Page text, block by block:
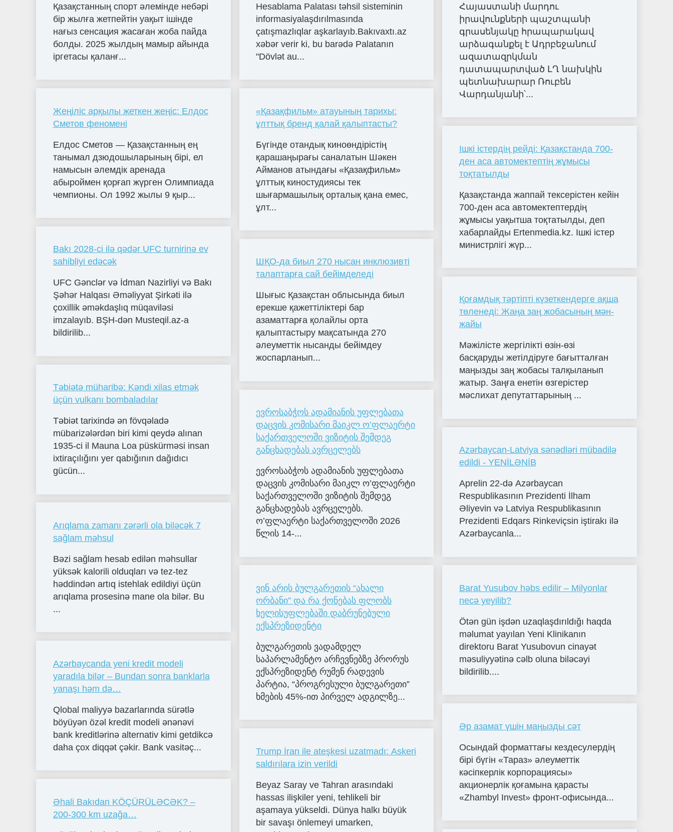
Қазақстанның спорт әлемінде небәрі
бір жылға жетпейтін уақыт ішінде
нағыз сенсация жасаған жоба пайда
болды. 2025 жылдың мамыр айында
іргетасы қаланғ...
Жеңіліс арқылы жеткен жеңіс: Елдос
Сметов феномені
Елдос Сметов — Қазақстанның ең
танымал дзюдошыларының бірі, ел
намысын әлемдік аренада
абыроймен қорғап жүрген Олимпиада
чемпионы. Ол 1992 жылы 9 қыр...
Bakı 2028-ci ilə qədər UFC turnirinə ev
sahibliyi edəcək
UFC Gənclər və İdman Nazirliyi və Bakı
Şəhər Halqası Əməliyyat Şirkəti ilə
çoxillik əməkdaşlıq müqaviləsi
imzalayıb. BŞH-dən Musteqil.az-a
bildirilib...
Təbiətə müharibə: Kəndi xilas etmək
üçün vulkanı bombaladılar
Təbiət tarixində ən fövqəladə
mübarizələrdən biri kimi qeydə alınan
1935-ci il Mauna Loa püskürməsi insan
ixtiraçılığını yer qabığının dağıdıcı
gücün...
Arıqlama zamanı zərərli ola biləcək 7
sağlam məhsul
Bəzi sağlam hesab edilən məhsullar
yüksək kalorili olduqları və tez-tez
həddindən artıq istehlak edildiyi üçün
arıqlama prosesinə mane ola bilər. Bu
...
Azərbaycanda yeni kredit modeli
yaradıla bilər – Bundan sonra banklarla
yanaşı həm də…
Qlobal maliyyə bazarlarında sürətlə
böyüyən özəl kredit modeli ənənəvi
bank kreditlərinə alternativ kimi getdikcə
daha çox diqqət çəkir. Bank vasitəç...
Əhali Bakıdan KÖÇÜRÜLƏCƏK? –
200-300 km uzağa…
Hesablama Palatası təhsil sisteminin
informasiyalaşdırılmasında
çatışmazlıqlar aşkarlayıb.Bakıvaxtı.az
xəbər verir ki, bu barədə Palatanın
"Dövlət au...
«Қазақфильм» атауының тарихы:
ұлттық бренд қалай қалыптасты?
Бүгінде отандық киноөндірістің
қарашаңырағы саналатын Шәкен
Айманов атындағы «Қазақфильм»
ұлттық киностудиясы тек
шығармашылық орталық қана емес,
ұлт...
ШҚО-да биыл 270 нысан инклюзивті
талаптарға сай бейімделеді
Шығыс Қазақстан облысында биыл
ерекше қажеттіліктері бар
азаматтарға қолайлы орта
қалыптастыру мақсатында 270
әлеуметтік нысанды бейімдеу
жоспарланып...
ევროსაბჭოს ადამიანის უფლებათა
დაცვის კომისარი მაიკლ ო’ფლაერტი
საქართველოში ვიზიტის შემდეგ
განცხადებას ავრცელებს
ევროსაბჭოს ადამიანის უფლებათა
დაცვის კომისარი მაიკლ ო’ფლაერტი
საქართველოში ვიზიტის შემდეგ
განცხადებას ავრცელებს.
ო’ფლაერტი საქართველოში 2026
წლის 14-...
ვინ არის ბულგარეთის “ახალი
ორბანი” და რა ქონებას ფლობს
ხელისუფლებაში დაბრუნებული
ექსპრეზიდენტი
ბულგარეთის ვადამდელ
საპარლამენტო არჩევნებზე პრორუს
ექსპრეზიდენტ რუმენ რადევის
პარტია, “პროგრესული ბულგარეთი”
ხმების 45%-ით პირველ ადგილზე...
Trump İran ile ateşkesi uzatmadı: Askeri
saldırılara izin verildi
Beyaz Saray ve Tahran arasındaki
hassas ilişkiler yeni, tehlikeli bir
aşamaya yükseldi. Dünya halkı büyük
bir savaşı önlemeyi umarken,
Հայաստանի մարդու
իրավունքների պաշտպանի
գրասենյակը հրապարակավ
արձագանքել է Ադրբեջանում
ազատազրկման
դատապարտված ԼՂ նախկին
պետնախարար Ռուբեն
Վարդանյանի՝...
Ішкі істердің рейді: Қазақстанда 700-
ден аса автомектептің жұмысы
тоқтатылды
Қазақстанда жаппай тексерістен кейін
700-ден аса автомектептердің
жұмысы уақытша тоқтатылды, деп
хабарлайды Ertenmedia.kz. Ішкі істер
министрлігі жүр...
Қоғамдық тәртіпті күзеткендерге ақша
төленеді: Жаңа заң жобасының мән-
жайы
Мәжілісте жергілікті өзін-өзі
басқаруды жетілдіруге бағытталған
маңызды заң жобасы талқыланып
жатыр. Заңға енетін өзгерістер
мәслихат депутаттарының ...
Azərbaycan-Latviya sənədləri mübadilə
edildi - YENİLƏNİB
Aprelin 22-də Azərbaycan
Respublikasının Prezidenti İlham
Əliyevin və Latviya Respublikasının
Prezidenti Edqars Rinkeviçsin iştirakı ilə
Azərbaycanla...
Barat Yusubov həbs edilir – Milyonlar
necə yeyilib?
Ötən gün işdən uzaqlaşdırıldığı haqda
məlumat yayılan Yeni Klinikanın
direktoru Barat Yusubovun cinayət
məsuliyyətinə cəlb oluna biləcəyi
bildirilib....
Әр азамат үшін маңызды сәт
Осындай форматтағы кездесулердің
бірі бүгін «Тараз» әлеуметтік
кәсіпкерлік корпорациясы»
акционерлік қоғамына қарасты
«Zhambyl Invest» фронт-офисында...